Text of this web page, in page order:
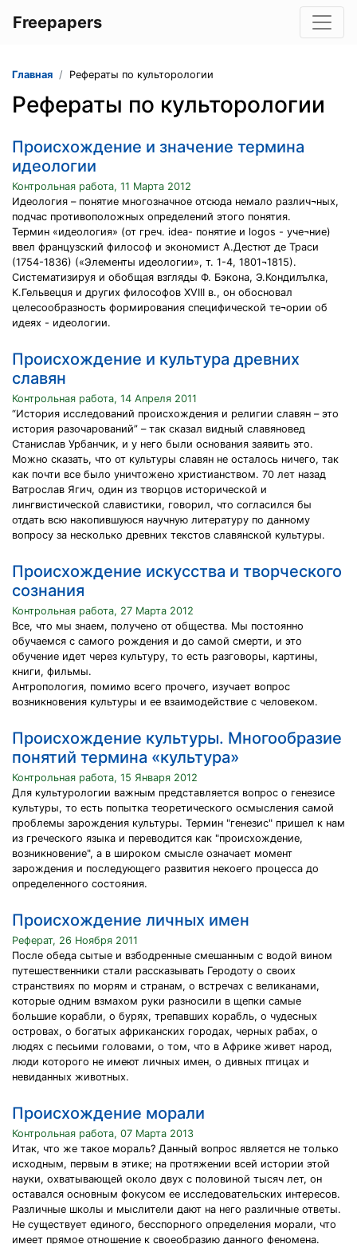
Freepapers
Главная Рефераты по культорологии
Рефераты по культорологии
Происхождение и значение термина
идеологии
Контрольная работа, 11 Марта 2012
Идеология – понятие многозначное отсюда немало различ¬ных,
подчас противоположных определений этого понятия.
Термин «идеология» (от греч. idea- понятие и logos - уче¬ние)
ввел французский философ и экономист А.Дестют де Траси
(1754-1836) («Элементы идеологии», т. 1-4, 1801¬1815).
Систематизируя и обобщая взгляды Ф. Бэкона, Э.Кондилълка,
K.Гельвецuя и других философов XVIII в., он обосновал
целесообразность формирования специфической те¬ории об
идеях - идеологии.
Происхождение и культура древних
славян
Контрольная работа, 14 Апреля 2011
“История исследований происхождения и религии славян – это
история разочарований” – так сказал видный славяновед
Станислав Урбанчик, и у него были основания заявить это.
Можно сказать, что от культуры славян не осталось ничего, так
как почти все было уничтожено христианством. 70 лет назад
Ватрослав Ягич, один из творцов исторической и
лингвистической славистики, говорил, что согласился бы
отдать всю накопившуюся научную литературу по данному
вопросу за несколько древних текстов славянской культуры.
Происхождение искусства и творческого
сознания
Контрольная работа, 27 Марта 2012
Все, что мы знаем, получено от общества. Мы постоянно
обучаемся с самого рождения и до самой смерти, и это
обучение идет через культуру, то есть разговоры, картины,
книги, фильмы.
Антропология, помимо всего прочего, изучает вопрос
возникновения культуры и ее взаимодействие с человеком.
Происхождение культуры. Многообразие
понятий термина «культура»
Контрольная работа, 15 Января 2012
Для культурологии важным представляется вопрос о генезисе
культуры, то есть попытка теоретического осмысления самой
проблемы зарождения культуры. Термин "генезис" пришел к нам
из греческого языка и переводится как "происхождение,
возникновение", а в широком смысле означает момент
зарождения и последующего развития некоего процесса до
определенного состояния.
Происхождение личных имен
Реферат, 26 Ноября 2011
После обеда сытые и взбодренные смешанным с водой вином
путешественники стали рассказывать Геродоту о своих
странствиях по морям и странам, о встречах с великанами,
которые одним взмахом руки разносили в щепки самые
большие корабли, о бурях, трепавших корабль, о чудесных
островах, о богатых африканских городах, черных рабах, о
людях с песьими головами, о том, что в Африке живет народ,
люди которого не имеют личных имен, о дивных птицах и
невиданных животных.
Происхождение морали
Контрольная работа, 07 Марта 2013
Итак, что же такое мораль? Данный вопрос является не только
исходным, первым в этике; на протяжении всей истории этой
науки, охватывающей около двух с половиной тысяч лет, он
оставался основным фокусом ее исследовательских интересов.
Различные школы и мыслители дают на него различные ответы.
Не существует единого, бесспорного определения морали, что
имеет прямое отношение к своеобразию данного феномена.